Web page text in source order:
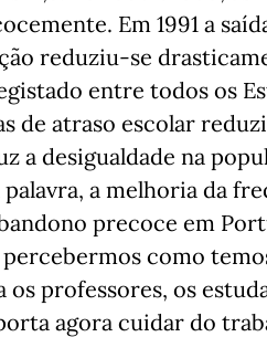
Em 1991 a
reduziu-se
entre todos os
de atraso escolar
a desigualdade na
palavra, a melhoria da
precoce em
como
professores, os
agora cuidar do